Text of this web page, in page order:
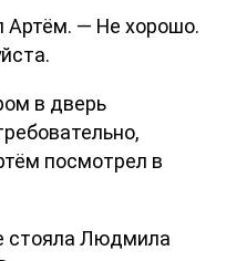
Артём. — Не хорошо.
в дверь
посмотрел в
стояла Людмила